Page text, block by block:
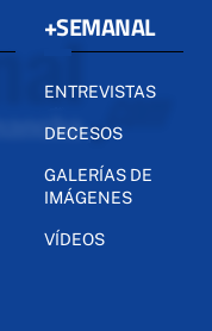
+SEMANAL
ENTREVISTAS
DECESOS
GALERÍAS DE
IMÁGENES
VÍDEOS